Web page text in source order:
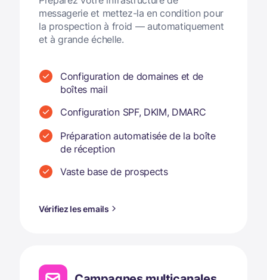
messagerie et mettez-la en condition pour
la prospection à froid — automatiquement
et à grande échelle.
Configuration de domaines et de
boîtes mail
Configuration SPF, DKIM, DMARC
Préparation automatisée de la boîte
de réception
Vaste base de prospects
Vérifiez les emails